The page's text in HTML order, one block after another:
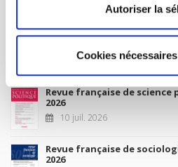
Autoriser la
Cookies
Nouveautés
Revue française de
2026
10 juil. 2026
Revue française de
2026